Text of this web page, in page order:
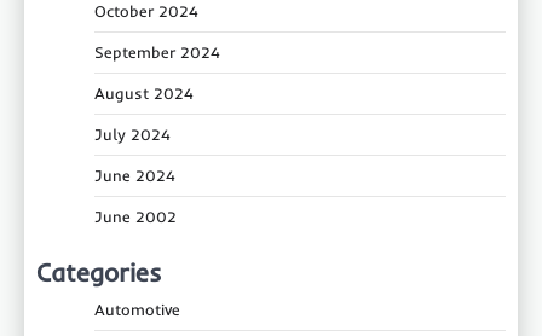
October 2024
September 2024
August 2024
July 2024
June 2024
June 2002
Categories
Automotive